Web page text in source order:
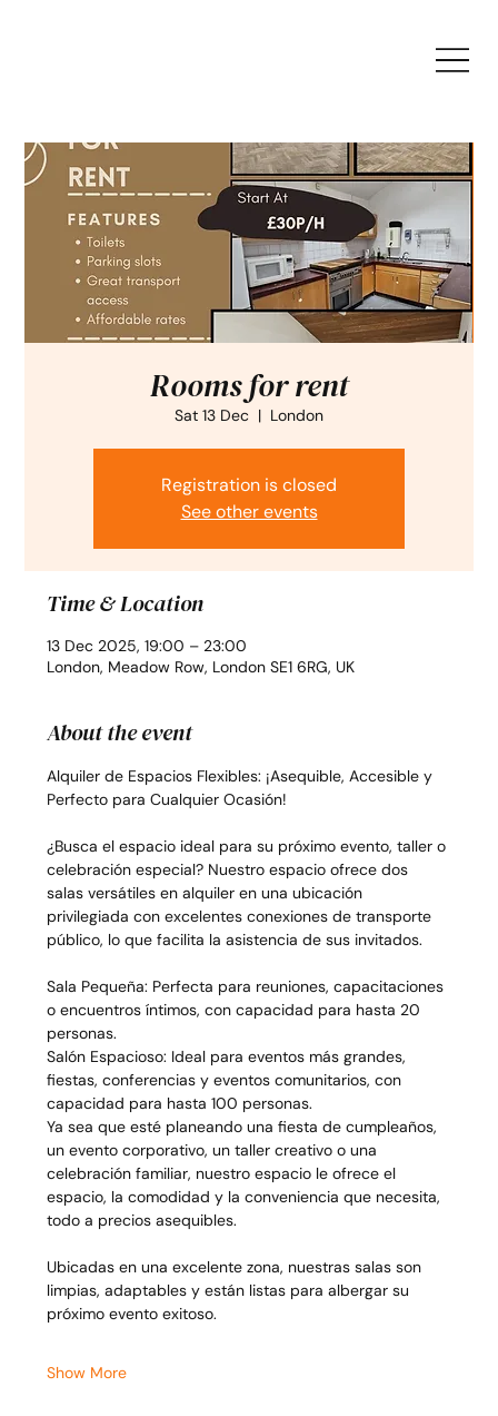
Rooms for rent
Sat 13 Dec
  |
London
Registration is closed
See other events
Time & Location
13 Dec 2025, 19:00 – 23:00
London, Meadow Row, London SE1 6RG, UK
About the event
Alquiler de Espacios Flexibles: ¡Asequible, Accesible y
Perfecto para Cualquier Ocasión!
¿Busca el espacio ideal para su próximo evento, taller o
celebración especial? Nuestro espacio ofrece dos
salas versátiles en alquiler en una ubicación
privilegiada con excelentes conexiones de transporte
público, lo que facilita la asistencia de sus invitados.
Sala Pequeña: Perfecta para reuniones, capacitaciones
o encuentros íntimos, con capacidad para hasta 20
personas.
Salón Espacioso: Ideal para eventos más grandes,
fiestas, conferencias y eventos comunitarios, con
capacidad para hasta 100 personas.
Ya sea que esté planeando una fiesta de cumpleaños,
un evento corporativo, un taller creativo o una
celebración familiar, nuestro espacio le ofrece el
espacio, la comodidad y la conveniencia que necesita,
todo a precios asequibles.
Ubicadas en una excelente zona, nuestras salas son
limpias, adaptables y están listas para albergar su
próximo evento exitoso.
Show More